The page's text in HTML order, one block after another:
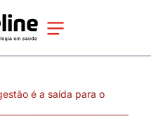
é a saída para o